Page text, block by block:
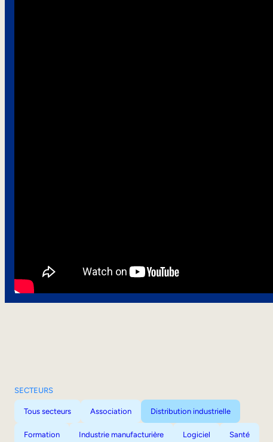
SECTEURS
Tous secteurs Association Distribution industrielle
Formation Industrie manufacturière Logiciel Santé